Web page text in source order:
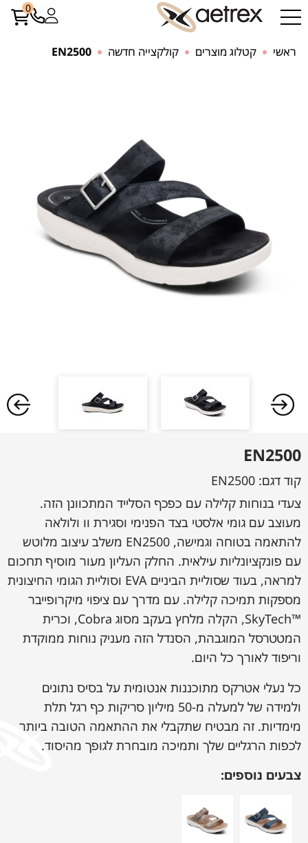
0
ראשי קטלוג מוצרים קולקצייה חדשה EN2500
EN2500
קוד דגם: EN2500
צעדי בנוחות קלילה עם כפכף הסלייד המתכוונן הזה.
מעוצב עם גומי אלסטי בצד הפנימי וסגירת וו ולולאה
להתאמה בטוחה וגמישה, EN2500 משלב עיצוב מלוטש
עם פונקציונליות עילאית. החלק העליון מעור מוסיף תחכום
למראה, בעוד שסוליית הביניים EVA וסוליית הגומי החיצונית
מספקות תמיכה קלילה. עם מדרך עם ציפוי מיקרופייבר
™SkyTech, הקלה מלחץ בעקב מסוג Cobra, וכרית
המטטרסל המוגבהת, הסנדל הזה מעניק נוחות ממוקדת
וריפוד לאורך כל היום.
כל נעלי אטרקס מתוכננות אנטומית על בסיס נתונים
ולמידה של למעלה מ-50 מיליון סריקות כף רגל תלת
מימדיות. זה מבטיח שתקבלי את ההתאמה הטובה ביותר
לכפות הרגליים שלך ותמיכה מובחרת לגופך מהיסוד.
צבעים נוספים: